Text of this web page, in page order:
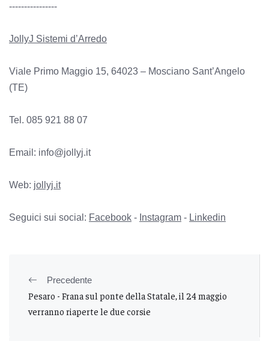
----------------
JollyJ Sistemi d’Arredo
Viale Primo Maggio 15, 64023 – Mosciano Sant’Angelo
(TE)
Tel. 085 921 88 07
Email: info@jollyj.it
Web: jollyj.it
Seguici sui social: Facebook - Instagram - Linkedin
Precedente
Pesaro - Frana sul ponte della Statale, il 24 maggio
verranno riaperte le due corsie